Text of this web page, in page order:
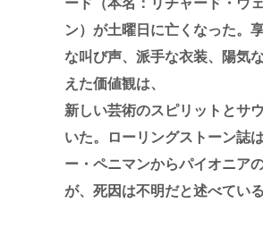
ン）が土曜日に亡くなった。
な叫び声、派手な衣装、陽気
えた価値観は、
新しい芸術のスピリットとサ
いた。ローリングストーン誌
ー・ペニマンからパイオニア
が、死因は不明だと述べている